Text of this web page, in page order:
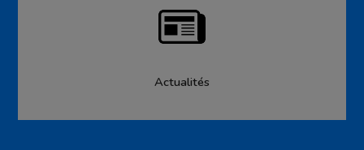
Actualités